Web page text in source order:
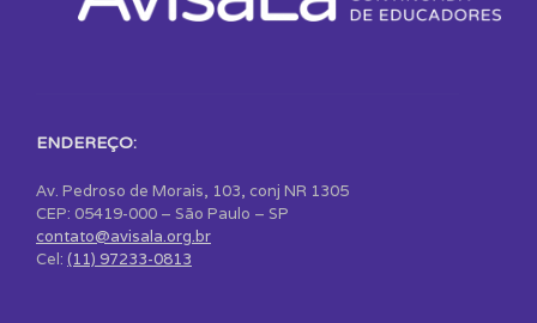
ENDEREÇO:
Av. Pedroso de Morais, 103, conj NR 1305
CEP: 05419-000 – São Paulo – SP
contato@avisala.org.br
Cel: (11) 97233-0813